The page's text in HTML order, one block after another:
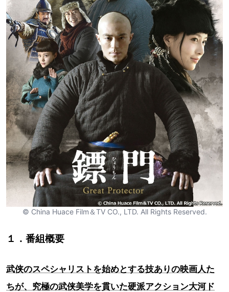
© China Huace Film＆TV CO., LTD. All Rights Reserved.
１．番組概要
武侠のスペシャリストを始めとする技ありの映画人た
ちが、究極の武侠美学を貫いた硬派アクション大河ド